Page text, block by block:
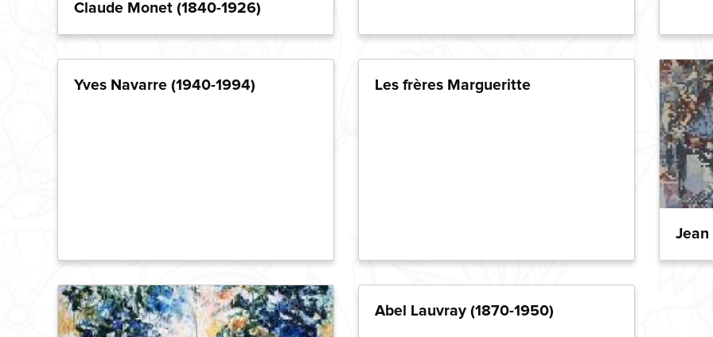
Claude Monet (1840-1926)
Yves Navarre (1940-1994) Les frères Margueritte
Jean
Abel Lauvray (1870-1950)